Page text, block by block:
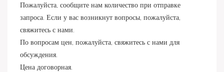
Пожалуйста, сообщите нам количество при отправке
запроса. Если у вас возникнут вопросы, пожалуйста,
свяжитесь с нами.
По вопросам цен, пожалуйста, свяжитесь с нами для
обсуждения.
Цена договорная.